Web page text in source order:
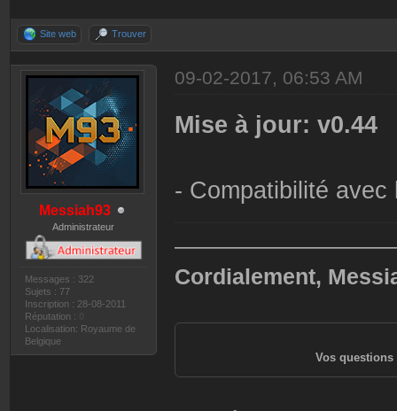
Site web Trouver
Messiah93
Administrateur
Messages : 322
Sujets : 77
Inscription : 28-08-2011
Réputation :
Localisation: Royaume de
Belgique
09-02-2017, 06:53 AM
Mise à jour: v0.44
- Compatibilité avec
Cordialement,
Vos questions